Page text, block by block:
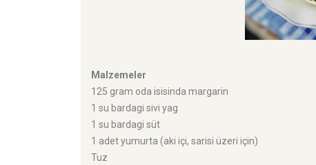
Malzemeler
125 gram oda isisinda margarin
1 su bardagi sivi yag
1 su bardagi süt
1 adet yumurta (aki içi, sarisi üzeri için)
Tuz